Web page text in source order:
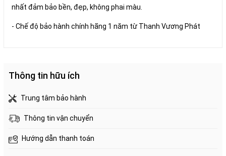
nhất đảm bảo bền, đẹp, không phai màu.
- Chế độ bảo hành chính hãng 1 năm từ Thanh Vương Phát
Thông tin hữu ích
Trung tâm bảo hành
Thông tin vận chuyển
Hướng dẫn thanh toán